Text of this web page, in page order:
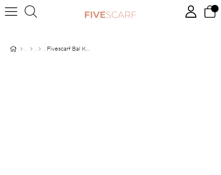
Fivescarf Bal Köpüğü Medine İpeği Şal